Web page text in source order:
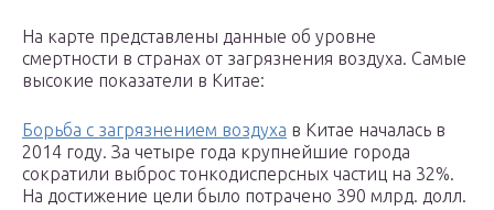
На карте представлены данные об уровне
смертности в странах от загрязнения воздуха. Самые
высокие показатели в Китае:
Борьба с загрязнением воздуха в Китае началась в
2014 году. За четыре года крупнейшие города
сократили выброс тонкодисперсных частиц на 32%.
На достижение цели было потрачено 390 млрд. долл.